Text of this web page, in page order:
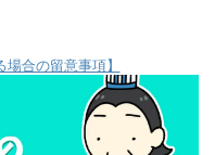
場合の留意事項】